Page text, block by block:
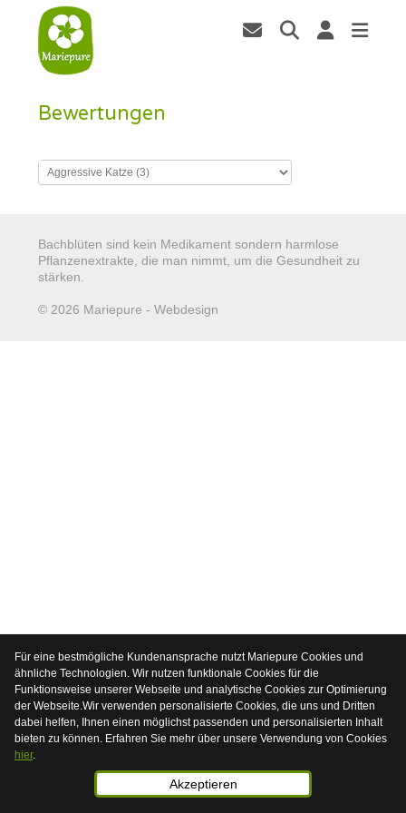
Bewertungen
Bachblüten sind kein Medikament sondern harmlose
Pflanzenextrakte, die man nimmt, um die Gesundheit zu
stärken.
© 2026 Mariepure - Webdesign
Für eine bestmögliche Kundenansprache nutzt Mariepure Cookies und
ähnliche Technologien. Wir nutzen funktionale Cookies für die
Funktionsweise unserer Webseite und analytische Cookies zur Optimierung
der Webseite.Wir verwenden personalisierte Cookies, die uns und Dritten
dabei helfen, Ihnen einen möglichst passenden und personalisierten Inhalt
bieten zu können. Erfahren Sie mehr über unsere Verwendung von Cookies
hier.
Akzeptieren